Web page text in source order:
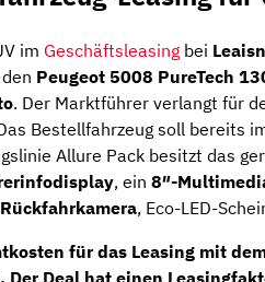
im Geschäftsleasing bei
Peugeot 5008 PureTech
. Der Marktführer verlangt für
Bestellfahrzeug soll bereits
Allure Pack besitzt das
, ein 8″-
, Eco-LED-
für das Leasing mit